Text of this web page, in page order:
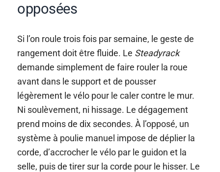
opposées
Si l’on roule trois fois par semaine, le geste de
rangement doit être fluide. Le Steadyrack
demande simplement de faire rouler la roue
avant dans le support et de pousser
légèrement le vélo pour le caler contre le mur.
Ni soulèvement, ni hissage. Le dégagement
prend moins de dix secondes. À l’opposé, un
système à poulie manuel impose de déplier la
corde, d’accrocher le vélo par le guidon et la
selle, puis de tirer sur la corde pour le hisser. Le